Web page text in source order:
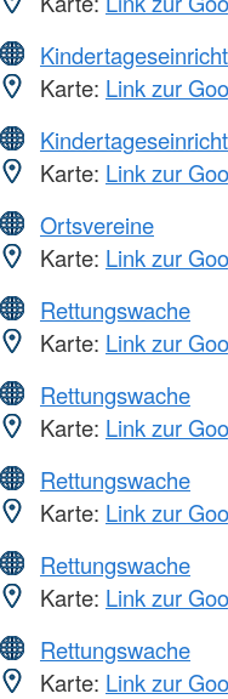
Karte: Link zur
Karte: Link zur
Ortsvereine
Karte: Link zur
Rettungswache
Karte: Link zur
Rettungswache
Karte: Link zur
Rettungswache
Karte: Link zur
Rettungswache
Karte: Link zur
Rettungswache
Karte: Link zur